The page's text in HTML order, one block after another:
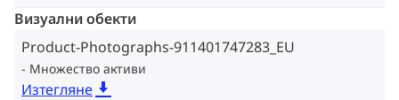
Визуални обекти
Product-Photographs-911401747283_EU
Множество активи
Изтегляне